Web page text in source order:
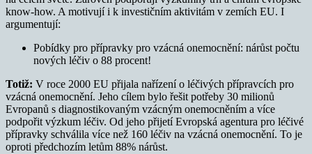
know-how. A motivují i k investičním aktivitám v zemích EU. I
argumentují:
Pobídky pro přípravky pro vzácná onemocnění: nárůst počtu
nových léčiv o 88 procent!
Totiž: V roce 2000 EU přijala nařízení o léčivých přípravcích pro
vzácná onemocnění. Jeho cílem bylo řešit potřeby 30 milionů
Evropanů s diagnostikovaným vzácným onemocněním a více
podpořit výzkum léčiv. Od jeho přijetí Evropská agentura pro léčivé
přípravky schválila více než 160 léčiv na vzácná onemocnění. To je
oproti předchozím letům 88% nárůst.